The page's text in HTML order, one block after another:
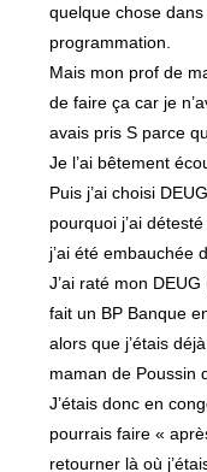
quelque chose
programmation.
Mais mon prof de
de faire ça car je
avais pris S parce
Je l’ai bêtement
Puis j’ai choisi
pourquoi j’ai
j’ai été embauchée
J’ai raté mon
fait un BP Banque
alors que j’étais
maman de Poussin
J’étais donc en
pourrais faire «
retourner là où